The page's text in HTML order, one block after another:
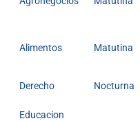
Alimentos Matutina
Derecho Nocturna
Educacion